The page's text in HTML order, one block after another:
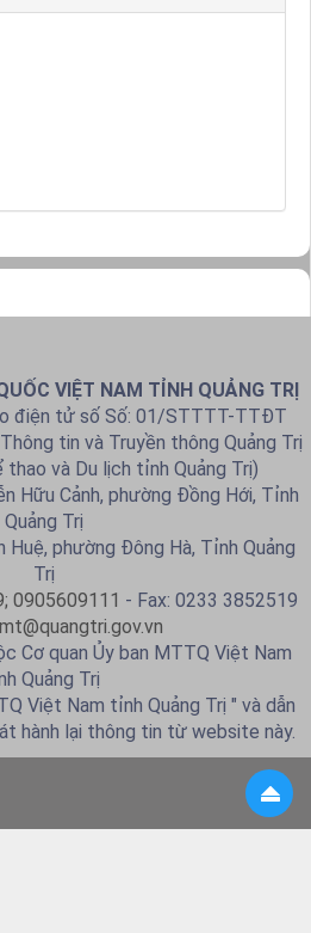
VIỆT NAM TỈNH QUẢNG TRỊ
điện tử số Số: 01/STTTT-TTĐT
tin và Truyền thông Quảng Trị
thao và Du lịch tỉnh Quảng Trị)
Hữu Cảnh, phường Đồng Hới, Tỉnh
Quảng Trị
Huệ, phường Đông Hà, Tỉnh Quảng
Trị
0905609111 - Fax: 0233 3852519
Cơ quan Ủy ban MTTQ Việt Nam
Quảng Trị
Việt Nam tỉnh Quảng Trị " và dẫn
hành lại thông tin từ website này.